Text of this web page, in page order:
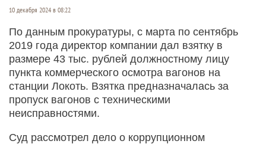
10 декабря 2024 в 08:22
По данным прокуратуры, с марта по сентябрь
2019 года директор компании дал взятку в
размере 43 тыс. рублей должностному лицу
пункта коммерческого осмотра вагонов на
станции Локоть. Взятка предназначалась за
пропуск вагонов с техническими
неисправностями.
Суд рассмотрел дело о коррупционном